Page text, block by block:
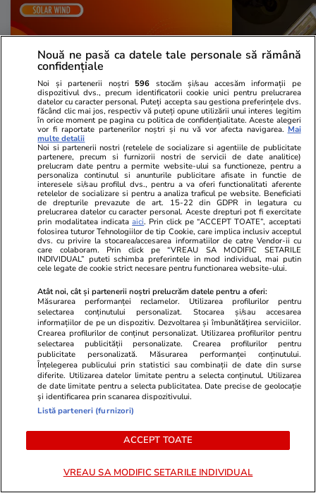
Lifestyle 11:37
Ce este vântul solar și cum ne
afectează
Lifestyle
august.
sărbători cu
ce este
Bani și Afaceri 04 aug.
Ce este loud budgeting,
tendința financiară populară la
generația Z
Nouă ne pasă ca datele tale personale să rămână
confidențiale
Noi și partenerii noștri 596 stocăm și/sau accesăm informații pe
dispozitivul dvs., precum identificatorii cookie unici pentru prelucrarea
datelor cu caracter personal. Puteți accepta sau gestiona preferințele dvs.
făcând clic mai jos, respectiv vă puteți opune utilizării unui interes legitim
în orice moment pe pagina cu politica de confidențialitate. Aceste alegeri
vor fi raportate partenerilor noștri și nu vă vor afecta navigarea. Mai
multe detalii
Noi si partenerii nostri (retelele de socializare si agentiile de publicitate
partenere, precum si furnizorii nostri de servicii de date analitice)
prelucram date pentru a permite website-ului sa functioneze, pentru a
personaliza continutul si anunturile publicitare afisate in functie de
interesele si/sau profilul dvs., pentru a va oferi functionalitati aferente
retelelor de socializare si pentru a analiza traficul pe website. Beneficiati
de drepturile prevazute de art. 15-22 din GDPR in legatura cu
prelucrarea datelor cu caracter personal. Aceste drepturi pot fi exercitate
prin modalitatea indicataaici. Prin click pe “ACCEPT TOATE”, acceptati
folosirea tuturor Tehnologiilor de tip Cookie, care implica inclusiv acceptul
dvs. cu privire la stocarea/accesarea informatiilor de catre Vendor-ii cu
care colaboram. Prin click pe “VREAU SA MODIFIC SETARILE
INDIVIDUAL” puteti schimba preferintele in mod individual, mai putin
cele legate de cookie strict necesare pentru functionarea website-ului.
Atât noi, cât și partenerii noștri prelucrăm datele pentru a oferi:
Măsurarea performanței reclamelor. Utilizarea profilurilor pentru
selectarea conținutului personalizat. Stocarea și/sau accesarea
informațiilor de pe un dispozitiv. Dezvoltarea și îmbunătățirea serviciilor.
Crearea profilurilor de conținut personalizat. Utilizarea profilurilor pentru
selectarea publicității personalizate. Crearea profilurilor pentru
publicitate personalizată. Măsurarea performanței conținutului.
Înțelegerea publicului prin statistici sau combinații de date din surse
diferite. Utilizarea datelor limitate pentru a selecta conținutul. Utilizarea
de date limitate pentru a selecta publicitatea. Date precise de geolocație
și identificarea prin scanarea dispozitivului.
Listă parteneri (furnizori)
ACCEPT TOATE
VREAU SA MODIFIC SETARILE INDIVIDUAL